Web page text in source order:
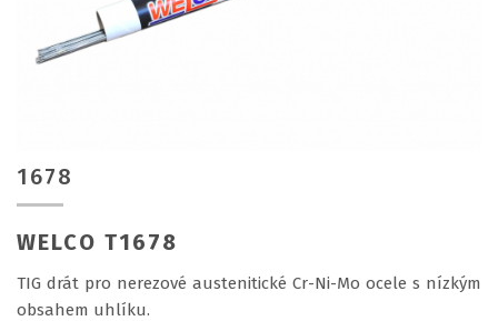
1678
WELCO T1678
TIG drát pro nerezové austenitické Cr-Ni-Mo ocele s nízkým
obsahem uhlíku.